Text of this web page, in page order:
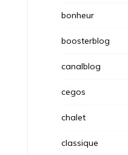
bonheur
boosterblog
canalblog
cegos
chalet
classique